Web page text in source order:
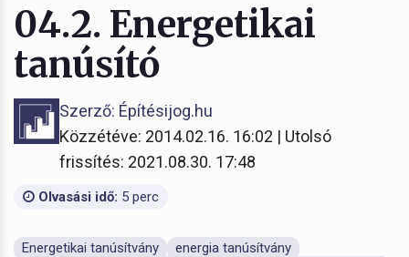
04.2. Energetikai
tanúsító
Szerző: Építésijog.hu
Közzétéve: 2014.02.16. 16:02 | Utolsó
frissítés: 2021.08.30. 17:48
Olvasási idő: 5 perc
Energetikai tanúsítvány
energia tanúsítvány